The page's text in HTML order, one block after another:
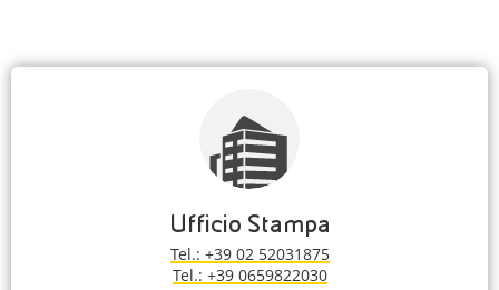
Ufficio Stampa
Tel.: +39 02 52031875
Tel.: +39 0659822030